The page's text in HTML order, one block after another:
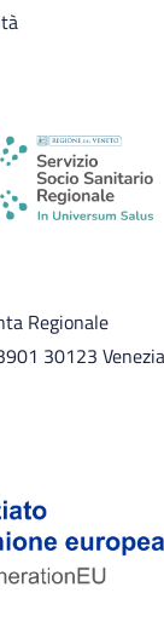
Regionale
30123 Venezia